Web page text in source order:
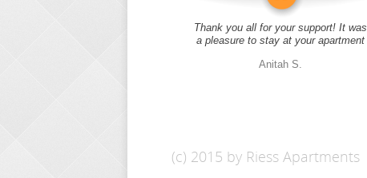
Thank you all for your support! It was
a pleasure to stay at your apartment
Anitah S.
(c) 2015 by Riess Apartments